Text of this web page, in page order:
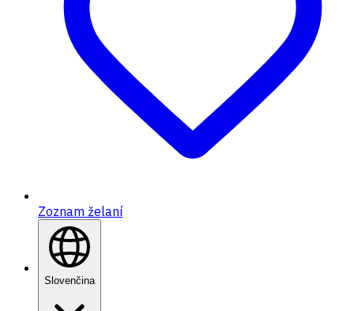
Zoznam želaní
Slovenčina